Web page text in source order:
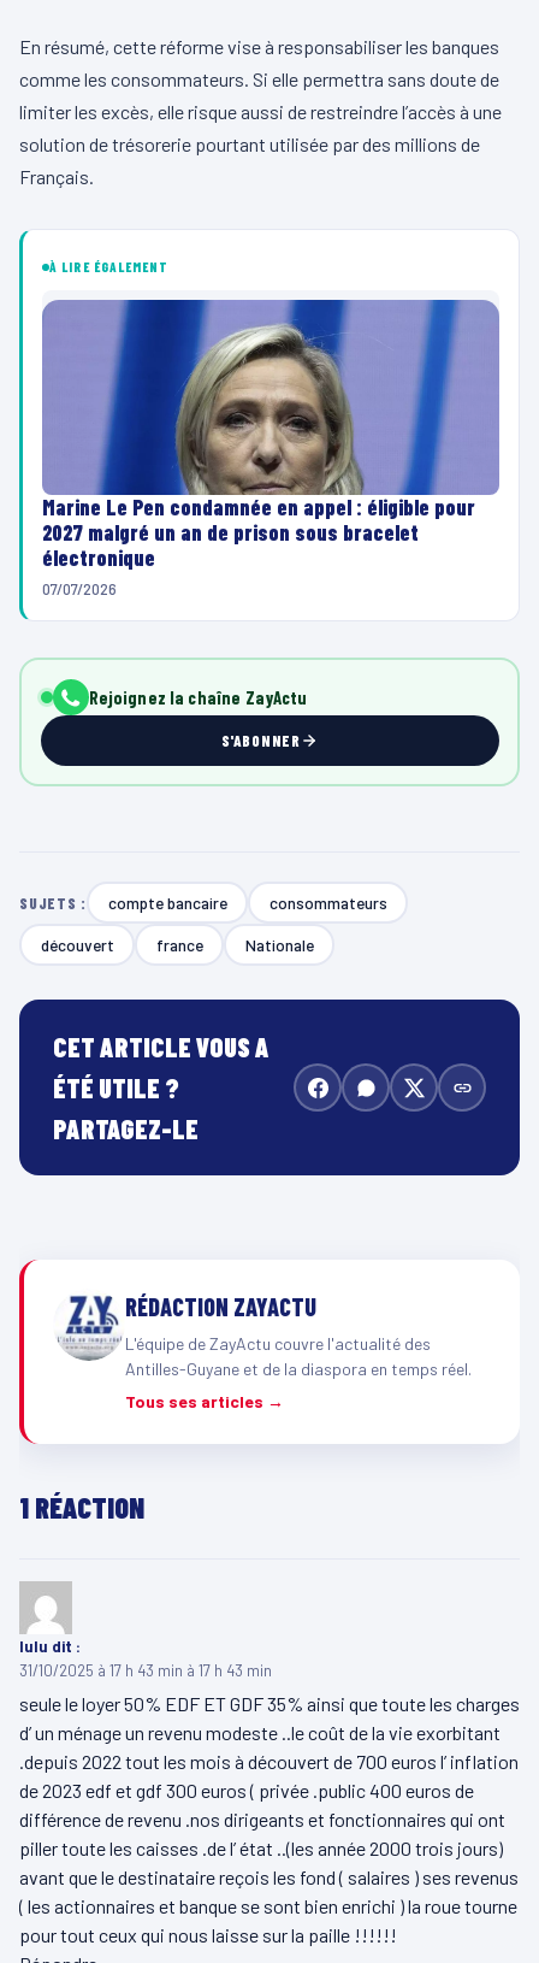
En résumé, cette réforme vise à responsabiliser les banques
comme les consommateurs. Si elle permettra sans doute de
limiter les excès, elle risque aussi de restreindre l’accès à une
solution de trésorerie pourtant utilisée par des millions de
Français.
À LIRE ÉGALEMENT
Marine Le Pen condamnée en appel : éligible pour
2027 malgré un an de prison sous bracelet
électronique
07/07/2026
Rejoignez la chaîne ZayActu
S'ABONNER
SUJETS : compte bancaire consommateurs
découvert france Nationale
CET ARTICLE VOUS A
ÉTÉ UTILE ?
PARTAGEZ-LE
RÉDACTION ZAYACTU
L'équipe de ZayActu couvre l'actualité des
Antilles-Guyane et de la diaspora en temps réel.
Tous ses articles →
1 RÉACTION
lulu dit :
31/10/2025 à 17 h 43 min à 17 h 43 min
seule le loyer 50% EDF ET GDF 35% ainsi que toute les charges
d’ un ménage un revenu modeste ..le coût de la vie exorbitant
.depuis 2022 tout les mois à découvert de 700 euros l’ inflation
de 2023 edf et gdf 300 euros ( privée .public 400 euros de
différence de revenu .nos dirigeants et fonctionnaires qui ont
piller toute les caisses .de l’ état ..(les année 2000 trois jours)
avant que le destinataire reçois les fond ( salaires ) ses revenus
( les actionnaires et banque se sont bien enrichi ) la roue tourne
pour tout ceux qui nous laisse sur la paille !!!!!!